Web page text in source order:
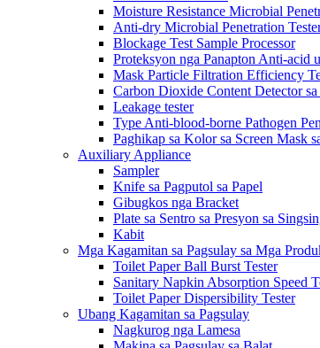
Moisture Resistance Microbial
Anti-dry Microbial Penetration
Blockage Test Sample Processor
Proteksyon nga Panapton Anti-acid
Mask Particle Filtration Efficiency
Carbon Dioxide Content Detector
Leakage tester
Type Anti-blood-borne Pathogen
Paghikap sa Kolor sa Screen Mask
Auxiliary Appliance
Sampler
Knife sa Pagputol sa Papel
Gibugkos nga Bracket
Plate sa Sentro sa Presyon sa
Kabit
Mga Kagamitan sa Pagsulay sa Mga
Toilet Paper Ball Burst Tester
Sanitary Napkin Absorption Speed
Toilet Paper Dispersibility Tester
Ubang Kagamitan sa Pagsulay
Nagkurog nga Lamesa